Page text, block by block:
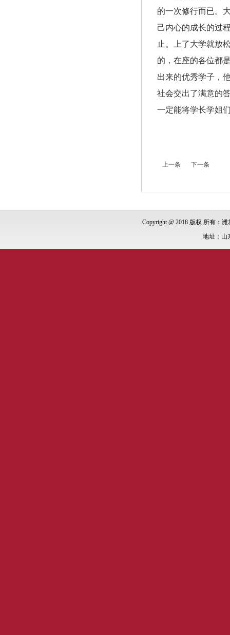
的一次修行而已。
己内心的成长的过
止。上了大学就放
的，在座的各位都
出来的优秀学子，
社会交出了满意的
一定能将学长学姐
上一条 下一条
Copyright @ 2018 版权 所有：
地址：山